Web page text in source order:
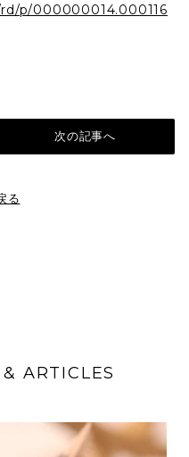
p/000000014.000116
る
次の記事へ
ARTICLES